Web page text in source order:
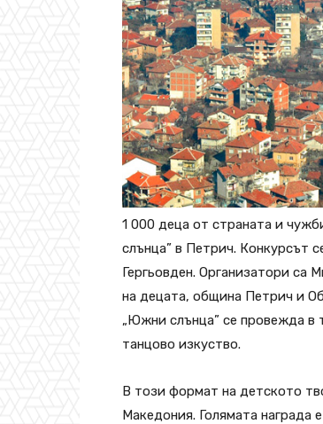
1 000 деца от страната и
слънца” в Петрич. Конкурсът
Гергьовден. Организатори са
на децата, община Петрич и
„Южни слънца” се провежда в
танцово изкуство.
В този формат на детското
Македония. Голямата